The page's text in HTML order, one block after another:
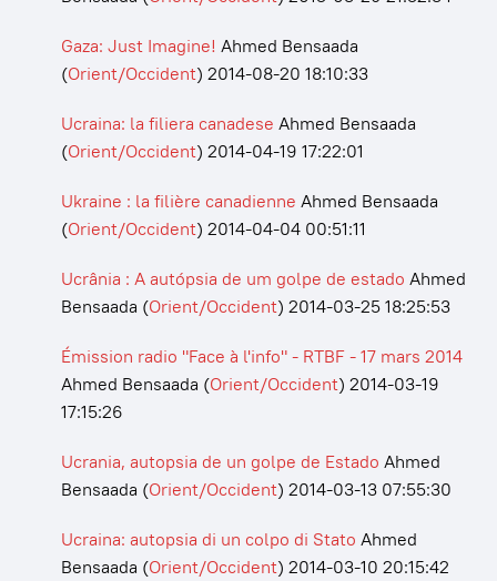
Gaza: Just Imagine! Ahmed Bensaada
(Orient/Occident) 2014-08-20 18:10:33
Ucraina: la filiera canadese Ahmed Bensaada
(Orient/Occident) 2014-04-19 17:22:01
Ukraine : la filière canadienne Ahmed Bensaada
(Orient/Occident) 2014-04-04 00:51:11
Ucrânia : A autópsia de um golpe de estado Ahmed
Bensaada (Orient/Occident) 2014-03-25 18:25:53
Émission radio "Face à l'info" - RTBF - 17 mars 2014
Ahmed Bensaada (Orient/Occident) 2014-03-19
17:15:26
Ucrania, autopsia de un golpe de Estado Ahmed
Bensaada (Orient/Occident) 2014-03-13 07:55:30
Ucraina: autopsia di un colpo di Stato Ahmed
Bensaada (Orient/Occident) 2014-03-10 20:15:42